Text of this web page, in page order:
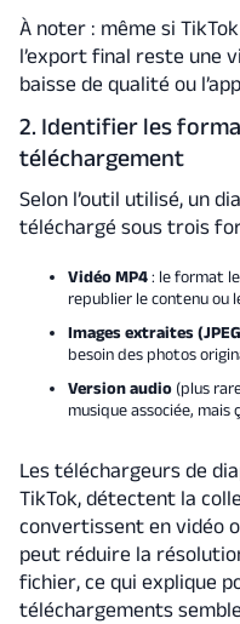
À noter : même si
l’export final reste une
baisse de qualité ou
2. Identifier les
téléchargement
Selon l’outil utilisé, un
téléchargé sous trois
Vidéo MP4: le format
republier le contenu ou
Images extraites
besoin des photos
Version audio(plus
musique associée, mais
Les téléchargeurs de
TikTok, détectent la
convertissent en vidéo
peut réduire la
fichier, ce qui explique
téléchargements